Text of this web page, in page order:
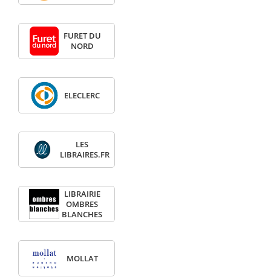
FURET DU
NORD
ELECLERC
LES
LIBRAIRES.FR
LIBRAIRIE
OMBRES
BLANCHES
MOLLAT